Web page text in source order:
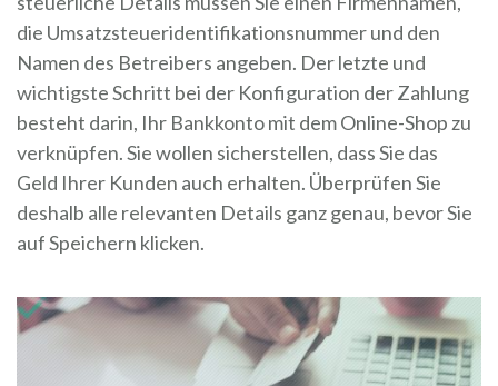
die Umsatzsteueridentifikationsnummer und den
Namen des Betreibers angeben. Der letzte und
wichtigste Schritt bei der Konfiguration der Zahlung
besteht darin, Ihr Bankkonto mit dem Online-Shop zu
verknüpfen. Sie wollen sicherstellen, dass Sie das
Geld Ihrer Kunden auch erhalten. Überprüfen Sie
deshalb alle relevanten Details ganz genau, bevor Sie
auf Speichern klicken.